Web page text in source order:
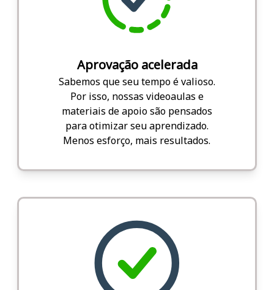
Aprovação acelerada
Sabemos que seu tempo é valioso.
Por isso, nossas videoaulas e
materiais de apoio são pensados
para otimizar seu aprendizado.
Menos esforço, mais resultados.